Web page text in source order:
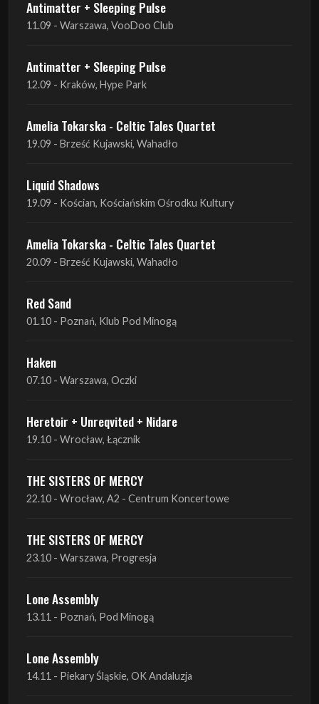
Antimatter + Sleeping Pulse
11.09 - Warszawa, VooDoo Club
Antimatter + Sleeping Pulse
12.09 - Kraków, Hype Park
Amelia Tokarska - Celtic Tales Quartet
19.09 - Brześć Kujawski, Wahadło
Liquid Shadows
19.09 - Kościan, Kościańskim Ośrodku Kultury
Amelia Tokarska - Celtic Tales Quartet
20.09 - Brześć Kujawski, Wahadło
Red Sand
01.10 - Poznań, Klub Pod Minogą
Haken
07.10 - Warszawa, Oczki
Heretoir + Unreqvited + Nidare
19.10 - Wrocław, Łącznik
THE SISTERS OF MERCY
22.10 - Wrocław, A2 - Centrum Koncertowe
THE SISTERS OF MERCY
23.10 - Warszawa, Progresja
Lone Assembly
13.11 - Poznań, Pod Minogą
Lone Assembly
14.11 - Piekary Śląskie, OK Andaluzja